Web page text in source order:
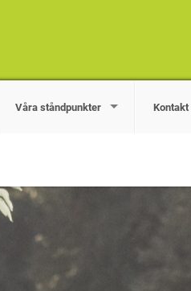
Våra ståndpunkter Kontakt